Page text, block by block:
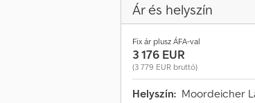
Ár és helyszín
Fix ár plusz ÁFA-val
3 176 EUR
(3 779 EUR bruttó)
Helyszín: Moordeicher